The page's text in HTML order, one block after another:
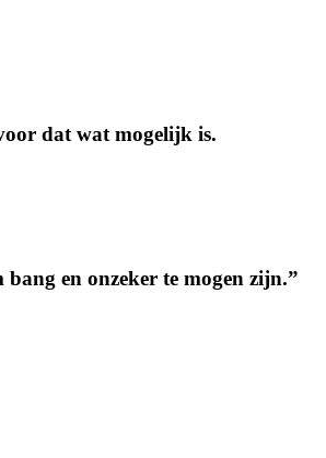
dat wat mogelijk is.
en onzeker te mogen zijn.”